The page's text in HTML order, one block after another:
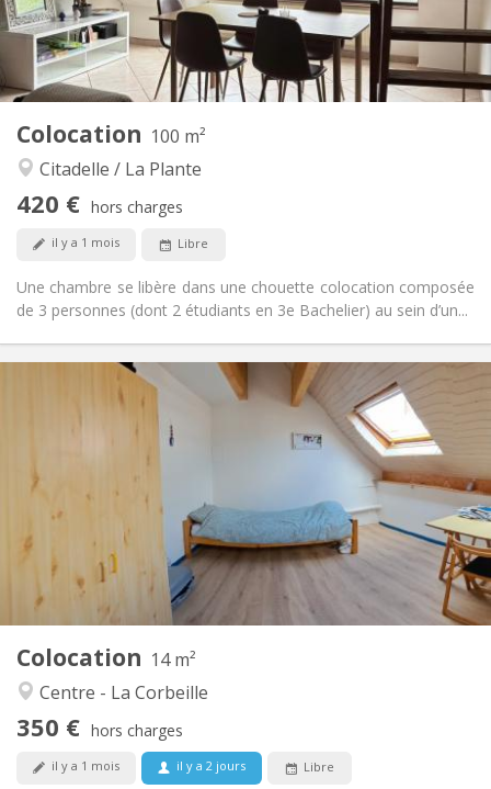
Colocation 100 m²
Citadelle / La Plante
420 € hors charges
il y a 1 mois Libre
Une chambre se libère dans une chouette colocation composée
de 3 personnes (dont 2 étudiants en 3e Bachelier) au sein d’un...
Salle de bain:
Commune
Cuisine:
Commune
Superficie:
100 m
2
Pièces privées:
1
Colocation 14 m²
Centre - La Corbeille
350 € hors charges
il y a 1 mois il y a 2 jours Libre
Infos Pratiques
350 €
Charges:
50 €
Durée:
12 mois, 10 mois
Domiciliation:
Non
Aménagement
Salle de bain:
Commune
Cuisine:
Superficie:
14 m
Pièces privées:
Studieuse, communautaire, calme,
Animaux de compagnie:
Non